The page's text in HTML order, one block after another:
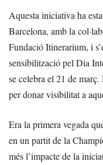
Aquesta iniciativa ha
Barcelona, amb la
Fundació Itinerarium, i
sensibilització pel Dia
se celebra el 21 de
per donar visibilitat a
Era la primera vegada
en un partit de la
més l’impacte de la